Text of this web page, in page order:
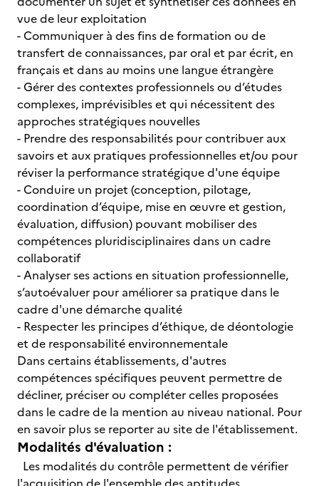
vue de leur exploitation
- Communiquer à des fins de formation ou de
transfert de connaissances, par oral et par écrit, en
français et dans au moins une langue étrangère
- Gérer des contextes professionnels ou d’études
complexes, imprévisibles et qui nécessitent des
approches stratégiques nouvelles
- Prendre des responsabilités pour contribuer aux
savoirs et aux pratiques professionnelles et/ou pour
réviser la performance stratégique d'une équipe
- Conduire un projet (conception, pilotage,
coordination d’équipe, mise en œuvre et gestion,
évaluation, diffusion) pouvant mobiliser des
compétences pluridisciplinaires dans un cadre
collaboratif
- Analyser ses actions en situation professionnelle,
s’autoévaluer pour améliorer sa pratique dans le
cadre d'une démarche qualité
- Respecter les principes d’éthique, de déontologie
et de responsabilité environnementale
Dans certains établissements, d'autres
compétences spécifiques peuvent permettre de
décliner, préciser ou compléter celles proposées
dans le cadre de la mention au niveau national. Pour
en savoir plus se reporter au site de l'établissement.
Modalités d'évaluation :
Les modalités du contrôle permettent de vérifier